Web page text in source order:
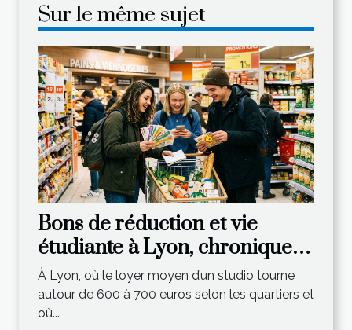
Sur le même sujet
Bons de réduction et vie
étudiante à Lyon, chronique
d’une économie astucieuse
À Lyon, où le loyer moyen d’un studio tourne
autour de 600 à 700 euros selon les quartiers et
où...